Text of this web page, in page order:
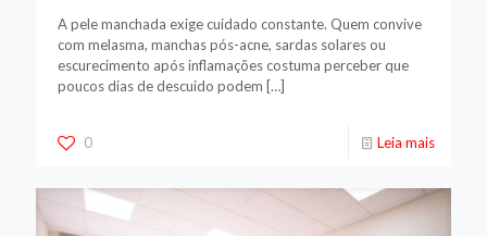
A pele manchada exige cuidado constante. Quem convive
com melasma, manchas pós-acne, sardas solares ou
escurecimento após inflamações costuma perceber que
poucos dias de descuido podem […]
0 Leia mais